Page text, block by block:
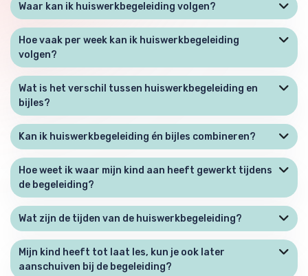
Waar kan ik huiswerkbegeleiding volgen?
Hoe vaak per week kan ik huiswerkbegeleiding
volgen?
Wat is het verschil tussen huiswerkbegeleiding en
bijles?
Kan ik huiswerkbegeleiding én bijles combineren?
Hoe weet ik waar mijn kind aan heeft gewerkt tijdens
de begeleiding?
Wat zijn de tijden van de huiswerkbegeleiding?
Mijn kind heeft tot laat les, kun je ook later
aanschuiven bij de begeleiding?